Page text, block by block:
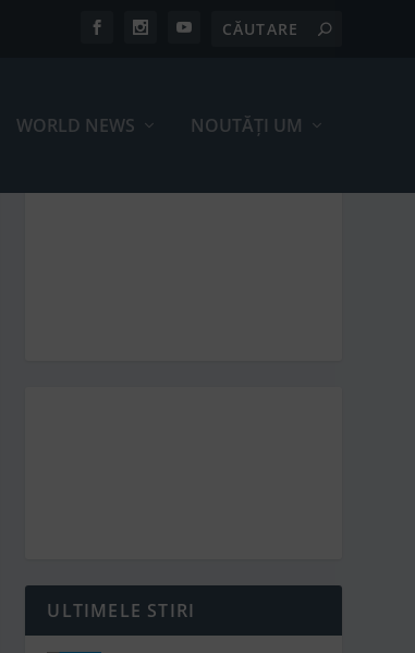
WORLD NEWS NOUTĂȚI UM
ULTIMELE STIRI